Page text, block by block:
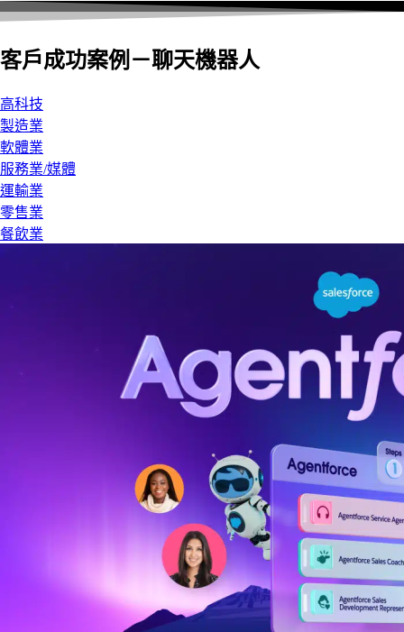
客戶成功案例－聊天機器人
高科技
製造業
軟體業
服務業/媒體
運輸業
零售業
餐飲業